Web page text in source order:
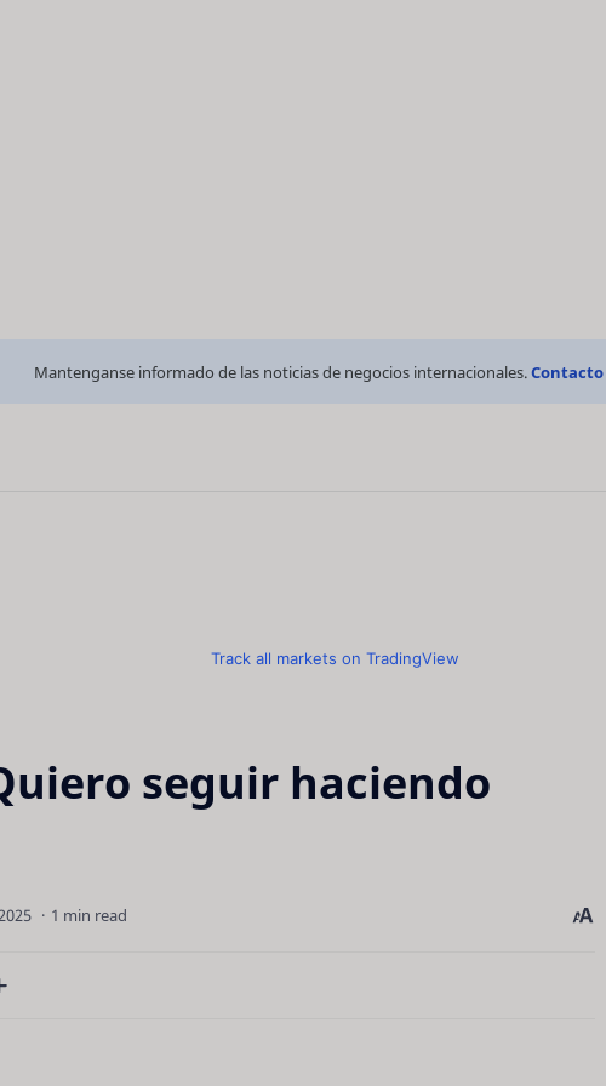
Mantenganse informado de las noticias de negocios internacionales.Contacto
Track all markets on TradingView
seguir haciendo
1 min read